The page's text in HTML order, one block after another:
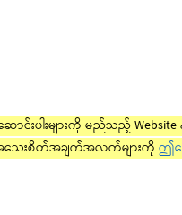
ာင်းပါးများကို မည်သည့်
သေးစိတ်အချက်အလက်များကို ဤန